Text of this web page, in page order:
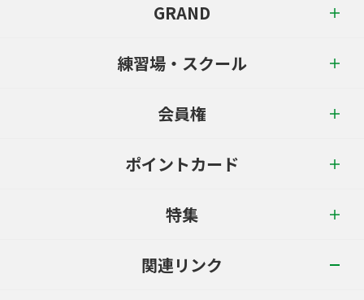
GRAND
練習場・スクール
会員権
ポイントカード
特集
関連リンク